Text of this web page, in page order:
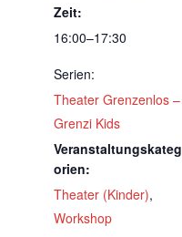
Zeit:
16:00–17:30
Serien:
Theater Grenzenlos –
Grenzi Kids
Veranstaltungskateg
orien:
Theater (Kinder),
Workshop